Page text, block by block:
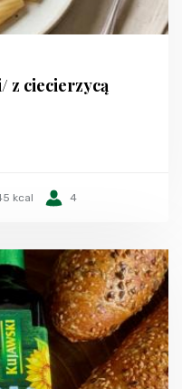
ciecierzycą
kcal 4